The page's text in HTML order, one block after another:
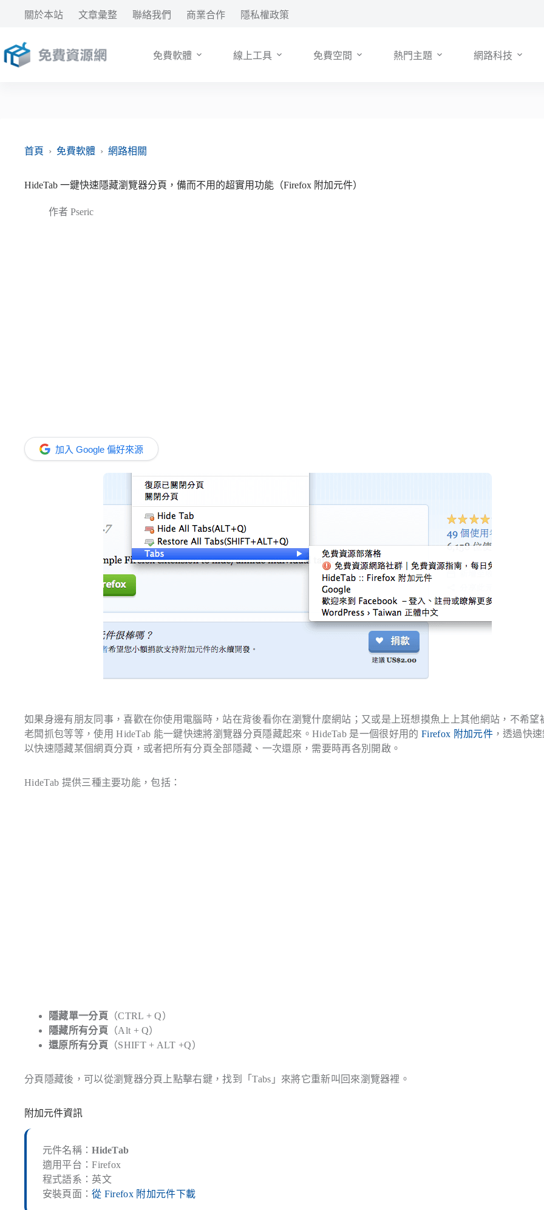
要
內
關於本站 文章彙整 聯絡我們 商業合作 隱私權政策
免費軟體 線上工具 免費空間 熱門主題 網路科技
首頁 › 免費軟體 › 網路相關
HideTab 一鍵快速隱藏瀏覽器分頁，備而不用的超實用功能（Firefox 附加元件）
作者 Pseric
加入 Google 偏好來源
如果身邊有朋友同事，喜歡在你使用電腦時，站在背後看你在瀏覽什麼網站；又或是上班想摸魚上上其他網站，不希望
老闆抓包等等，使用 HideTab 能一鍵快速將瀏覽器分頁隱藏起來。HideTab 是一個很好用的Firefox 附加元件，透過快
以快速隱藏某個網頁分頁，或者把所有分頁全部隱藏、一次還原，需要時再各別開啟。
HideTab 提供三種主要功能，包括：
隱藏單一分頁
（CTRL + Q）
隱藏所有分頁
（Alt + Q）
還原所有分頁
（SHIFT + ALT +Q）
分頁隱藏後，可以從瀏覽器分頁上點擊右鍵，找到「Tabs」來將它重新叫回來瀏覽器裡。
附加元件資訊
元件名稱：HideTab
適用平台：Firefox
程式語系：英文
安裝頁面：從 Firefox 附加元件下載